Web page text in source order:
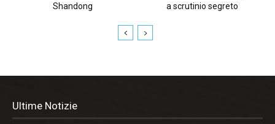
Shandong
a scrutinio segreto
Ultime Notizie